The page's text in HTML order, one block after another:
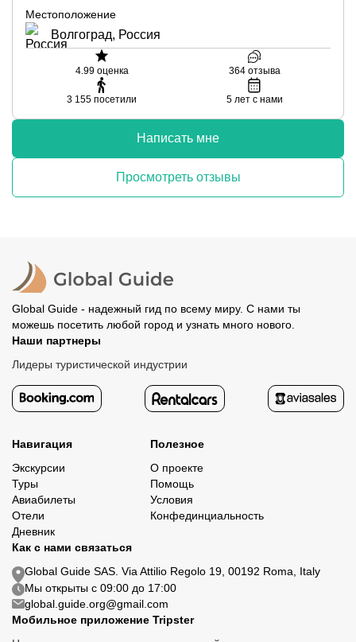
Местоположение
Волгоград, Россия
4.99оценка 364 отзыва
3 155 посетили 5 лет с нами
Написать мне
Просмотреть отзывы
Global Guide - надежный гид по всему миру. С нами ты
можешь посетить любой город и узнать много нового.
Наши партнеры
Лидеры туристической индустрии
Навигация
Экскурсии
Туры
Авиабилеты
Отели
Дневник
Полезное
О проекте
Помощь
Условия
Конфединциальность
Как с нами связаться
Global Guide SAS. Via Attilio Regolo 19, 00192 Roma, Italy
Мы открыты с 09:00 до 17:00
global.guide.org@gmail.com
Мобильное приложение Tripster